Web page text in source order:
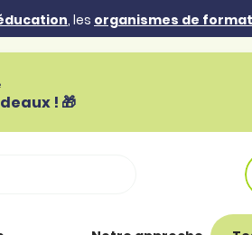
, les organismes de
! 🎁